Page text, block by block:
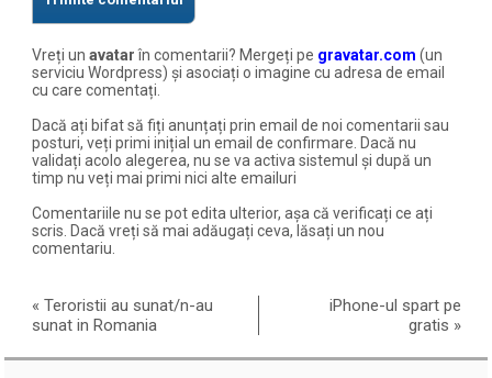
Vreți unavatarîn comentarii? Mergeți pe gravatar.com (un
serviciu Wordpress) și asociați o imagine cu adresa de email
cu care comentați.
Dacă ați bifat să fiți anunțați prin email de noi comentarii sau
posturi, veți primi inițial un email de confirmare. Dacă nu
validați acolo alegerea, nu se va activa sistemul și după un
timp nu veți mai primi nici alte emailuri
Comentariile nu se pot edita ulterior, așa că verificați ce ați
scris. Dacă vreți să mai adăugați ceva, lăsați un nou
comentariu.
«Teroristii au sunat/n-au
sunat in Romania
iPhone-ul spart pe
gratis »